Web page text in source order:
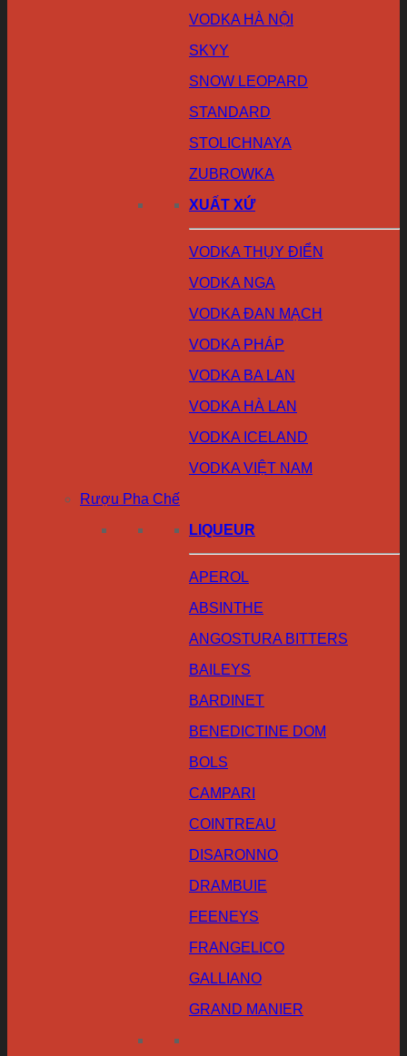
VODKA HÀ NỘI
SKYY
SNOW LEOPARD
STANDARD
STOLICHNAYA
ZUBROWKA
XUẤT XỨ
VODKA THỤY ĐIỂN
VODKA NGA
VODKA ĐAN MẠCH
VODKA PHÁP
VODKA BA LAN
VODKA HÀ LAN
VODKA ICELAND
VODKA VIỆT NAM
Rượu Pha Chế
LIQUEUR
APEROL
ABSINTHE
ANGOSTURA BITTERS
BAILEYS
BARDINET
BENEDICTINE DOM
BOLS
CAMPARI
COINTREAU
DISARONNO
DRAMBUIE
FEENEYS
FRANGELICO
GALLIANO
GRAND MANIER